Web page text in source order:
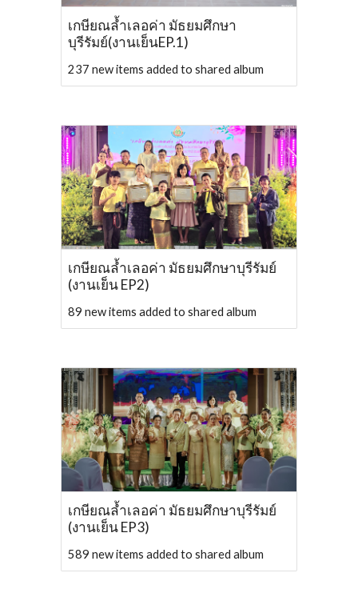
เกษียณล้ำเลอค่า มัธยมศึกษา
บุรีรัมย์(งานเย็นEP.1)
237 new items added to shared album
เกษียณล้ำเลอค่า มัธยมศึกษาบุรีรัมย์
(งานเย็น EP2)
89 new items added to shared album
เกษียณล้ำเลอค่า มัธยมศึกษาบุรีรัมย์
(งานเย็น EP3)
589 new items added to shared album